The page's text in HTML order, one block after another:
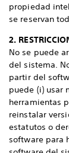
propiedad
se reservan
2.
No se puede
del sistema.
partir del
puede (i) usar
herramientas
reinstalar
estatutos o
software para